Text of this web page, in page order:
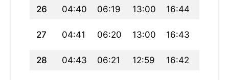
26 04:40 06:19 13:00 16:44
27 04:41 06:20 13:00 16:43
28 04:43 06:21 12:59 16:42